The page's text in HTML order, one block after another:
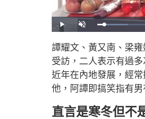
P
l
y
U
n
t
L
o
e
d
:
1
.
1
%
譚耀文、黃又南、梁
受訪，二人表示有過
近年在內地發展，經
他，阿譚即搞笑指有男
直言是寒冬但不